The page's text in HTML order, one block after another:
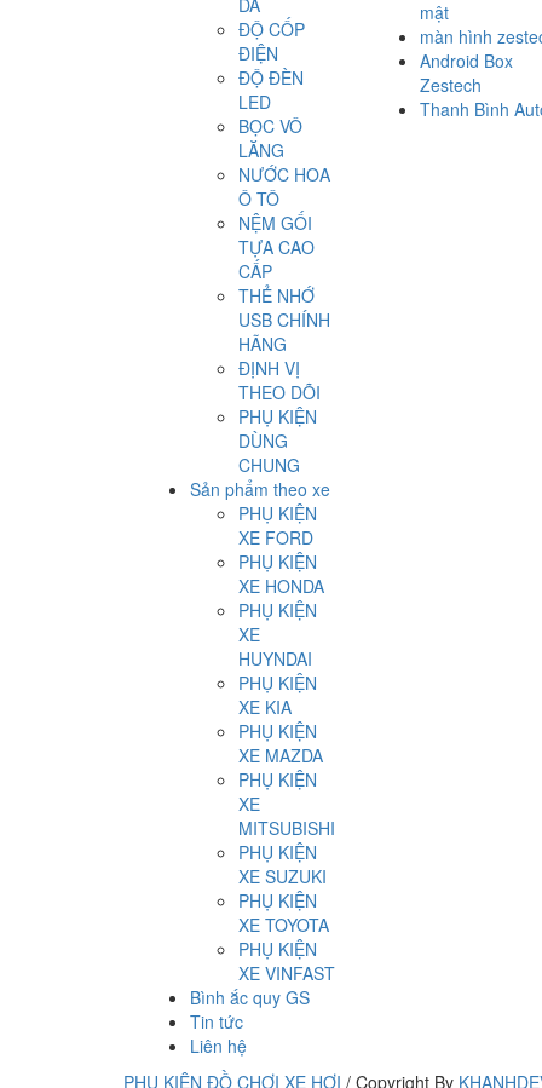
ĐỘ CỐP
ĐIỆN
ĐỘ ĐÈN
LED
BỌC VÔ
LĂNG
NƯỚC HOA
Ô TÔ
NỆM GỐI
TỰA CAO
CẤP
THẺ NHỚ
USB CHÍNH
HÃNG
ĐỊNH VỊ
THEO DÕI
PHỤ KIỆN
DÙNG
CHUNG
Sản phẩm theo xe
PHỤ KIỆN
XE FORD
PHỤ KIỆN
XE HONDA
PHỤ KIỆN
XE
HUYNDAI
PHỤ KIỆN
XE KIA
PHỤ KIỆN
XE MAZDA
PHỤ KIỆN
XE
MITSUBISHI
PHỤ KIỆN
XE SUZUKI
PHỤ KIỆN
XE TOYOTA
PHỤ KIỆN
XE VINFAST
Bình ắc quy GS
Tin tức
Liên hệ
mật
màn hình
Android Box
Zestech
Thanh Bình
PHỤ KIỆN ĐỒ CHƠI XE HƠI / Copyright By